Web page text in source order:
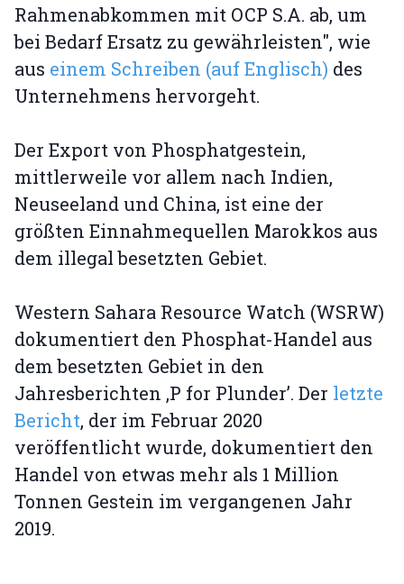
Rahmenabkommen mit OCP S.A. ab, um
bei Bedarf Ersatz zu gewährleisten", wie
aus einem Schreiben (auf Englisch) des
Unternehmens hervorgeht.
Der Export von Phosphatgestein,
mittlerweile vor allem nach Indien,
Neuseeland und China, ist eine der
größten Einnahmequellen Marokkos aus
dem illegal besetzten Gebiet.
Western Sahara Resource Watch (WSRW)
dokumentiert den Phosphat-Handel aus
dem besetzten Gebiet in den
Jahresberichten ‚P for Plunder’. Der letzte
Bericht, der im Februar 2020
veröffentlicht wurde, dokumentiert den
Handel von etwas mehr als 1 Million
Tonnen Gestein im vergangenen Jahr
2019.